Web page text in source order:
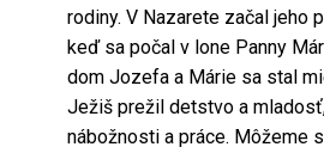
rodiny. V Nazarete začal jeho
keď sa počal v lone Panny
dom Jozefa a Márie sa stal
Ježiš prežil detstvo a
nábožnosti a práce. Môžeme